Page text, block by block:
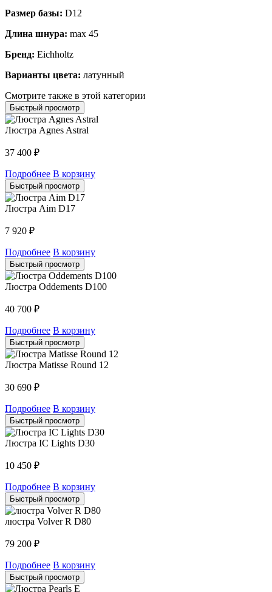
Размер базы: D12
Длина шнура: max 45
Бренд: Eichholtz
Варианты цвета: латунный
Смотрите также в этой категории
Быстрый просмотр
Люстра Agnes Astral
37 400 ₽
Подробнее В корзину
Быстрый просмотр
Люстра Aim D17
7 920 ₽
Подробнее В корзину
Быстрый просмотр
Люстра Oddements D100
40 700 ₽
Подробнее В корзину
Быстрый просмотр
Люстра Matisse Round 12
30 690 ₽
Подробнее В корзину
Быстрый просмотр
Люстра IC Lights D30
10 450 ₽
Подробнее В корзину
Быстрый просмотр
люстра Volver R D80
79 200 ₽
Подробнее В корзину
Быстрый просмотр